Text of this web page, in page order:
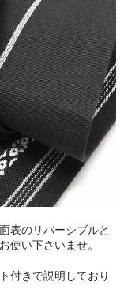
表のリバーシブルと
使い下さいませ。
付きで説明しており